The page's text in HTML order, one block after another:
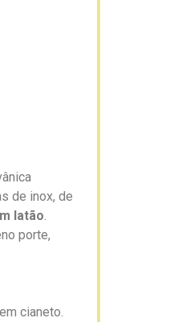
de inox, de
latão.
porte,
cianeto.